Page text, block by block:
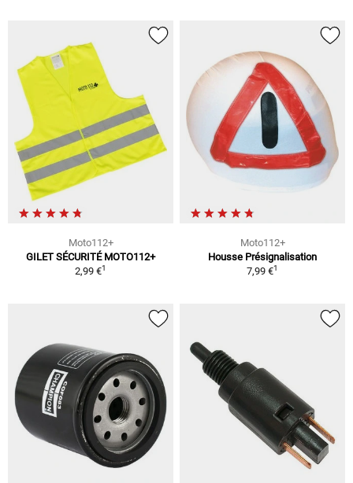
Moto112+
GILET SÉCURITÉ MOTO112+
2,99 €1
Moto112+
Housse Présignalisation
7,99 €1